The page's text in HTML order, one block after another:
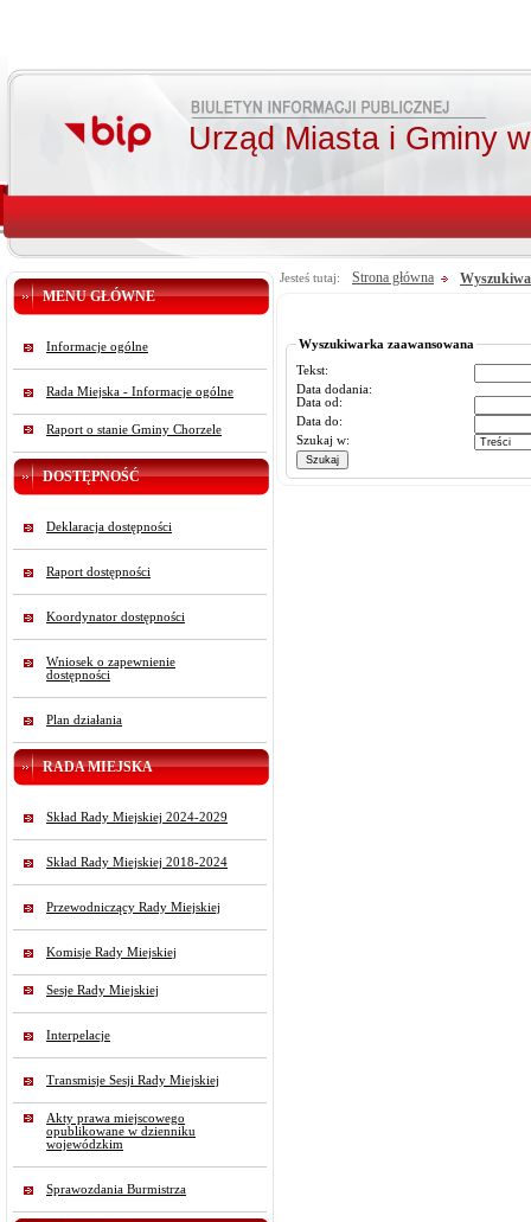
Urząd Miasta i Gminy
MENU GŁÓWNE
Informacje ogólne
Rada Miejska - Informacje ogólne
Raport o stanie Gminy Chorzele
DOSTĘPNOŚĆ
Deklaracja dostępności
Raport dostępności
Koordynator dostępności
Wniosek o zapewnienie
dostępności
Plan działania
RADA MIEJSKA
Skład Rady Miejskiej 2024-2029
Skład Rady Miejskiej 2018-2024
Przewodniczący Rady Miejskiej
Komisje Rady Miejskiej
Sesje Rady Miejskiej
Interpelacje
Transmisje Sesji Rady Miejskiej
Akty prawa miejscowego
opublikowane w dzienniku
wojewódzkim
Sprawozdania Burmistrza
Jesteś tutaj: Strona główna
Wyszukiwarka zaawansowana
Tekst:
Data dodania:
Data od:
Data do:
Szukaj w: